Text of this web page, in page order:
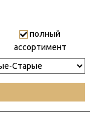
полный
ассортимент